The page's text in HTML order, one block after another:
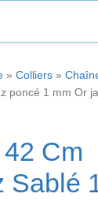
»Colliers »
poncé 1 mm Or
Cm
Sablé